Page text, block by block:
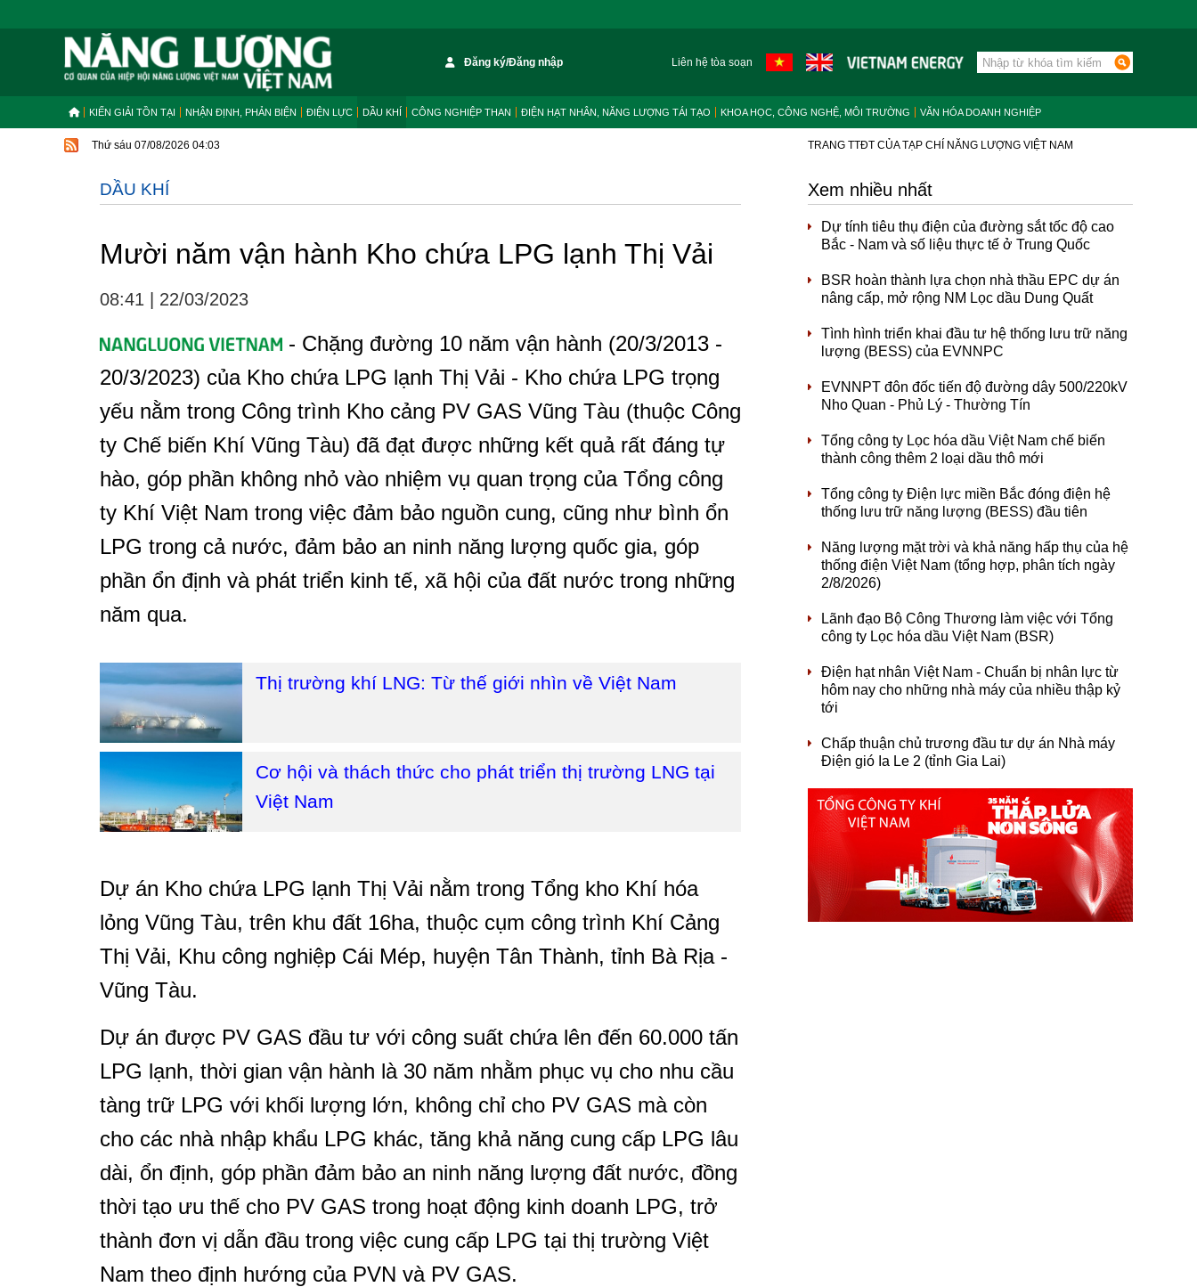
Đăng ký/Đăng nhập Liên hệ tòa soạn
KIẾN GIẢI TỒN TẠI NHẬN ĐỊNH, PHẢN BIỆN ĐIỆN LỰC DẦU KHÍ CÔNG NGHIỆP THAN ĐIỆN HẠT NHÂN, NĂNG LƯỢNG TÁI TẠO KHOA HỌC, CÔNG NGHỆ, MÔI TRƯỜNG VĂN HÓA DOANH NGHIỆP
Thứ sáu 07/08/2026 04:03 TRANG TTĐT CỦA TẠP CHÍ NĂNG LƯỢNG VIỆT NAM
DẦU KHÍ
Mười năm vận hành Kho chứa LPG lạnh Thị Vải
08:41 22/03/2023
- Chặng đường 10 năm vận hành (20/3/2013 -
20/3/2023) của Kho chứa LPG lạnh Thị Vải - Kho chứa LPG trọng
yếu nằm trong Công trình Kho cảng PV GAS Vũng Tàu (thuộc Công
ty Chế biến Khí Vũng Tàu) đã đạt được những kết quả rất đáng tự
hào, góp phần không nhỏ vào nhiệm vụ quan trọng của Tổng công
ty Khí Việt Nam trong việc đảm bảo nguồn cung, cũng như bình ổn
LPG trong cả nước, đảm bảo an ninh năng lượng quốc gia, góp
phần ổn định và phát triển kinh tế, xã hội của đất nước trong những
năm qua.
Thị trường khí LNG: Từ thế giới nhìn về Việt Nam
Cơ hội và thách thức cho phát triển thị trường LNG tại
Việt Nam
Dự án Kho chứa LPG lạnh Thị Vải nằm trong Tổng kho Khí hóa
lỏng Vũng Tàu, trên khu đất 16ha, thuộc cụm công trình Khí Cảng
Thị Vải, Khu công nghiệp Cái Mép, huyện Tân Thành, tỉnh Bà Rịa -
Vũng Tàu.
Dự án được PV GAS đầu tư với công suất chứa lên đến 60.000 tấn
LPG lạnh, thời gian vận hành là 30 năm nhằm phục vụ cho nhu cầu
tàng trữ LPG với khối lượng lớn, không chỉ cho PV GAS mà còn
cho các nhà nhập khẩu LPG khác, tăng khả năng cung cấp LPG lâu
dài, ổn định, góp phần đảm bảo an ninh năng lượng đất nước, đồng
thời tạo ưu thế cho PV GAS trong hoạt động kinh doanh LPG, trở
thành đơn vị dẫn đầu trong việc cung cấp LPG tại thị trường Việt
Nam theo định hướng của PVN và PV GAS.
Xem nhiều nhất
Dự tính tiêu thụ điện của đường sắt tốc độ cao
Bắc - Nam và số liệu thực tế ở Trung Quốc
BSR hoàn thành lựa chọn nhà thầu EPC dự án
nâng cấp, mở rộng NM Lọc dầu Dung Quất
Tình hình triển khai đầu tư hệ thống lưu trữ năng
lượng (BESS) của EVNNPC
EVNNPT đôn đốc tiến độ đường dây 500/220kV
Nho Quan - Phủ Lý - Thường Tín
Tổng công ty Lọc hóa dầu Việt Nam chế biến
thành công thêm 2 loại dầu thô mới
Tổng công ty Điện lực miền Bắc đóng điện hệ
thống lưu trữ năng lượng (BESS) đầu tiên
Năng lượng mặt trời và khả năng hấp thụ của hệ
thống điện Việt Nam (tổng hợp, phân tích ngày
2/8/2026)
Lãnh đạo Bộ Công Thương làm việc với Tổng
công ty Lọc hóa dầu Việt Nam (BSR)
Điện hạt nhân Việt Nam - Chuẩn bị nhân lực từ
hôm nay cho những nhà máy của nhiều thập kỷ
tới
Chấp thuận chủ trương đầu tư dự án Nhà máy
Điện gió Ia Le 2 (tỉnh Gia Lai)